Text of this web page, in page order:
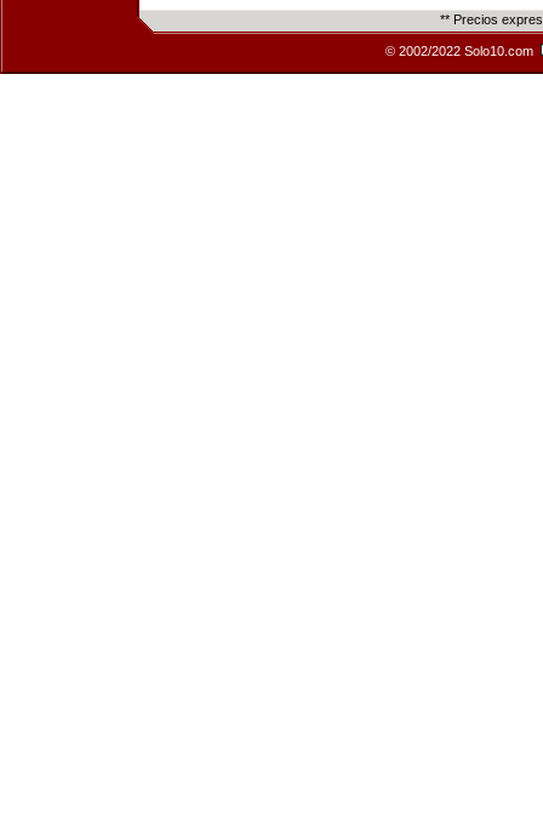
** Precios
© 2002/2022 Solo10.com